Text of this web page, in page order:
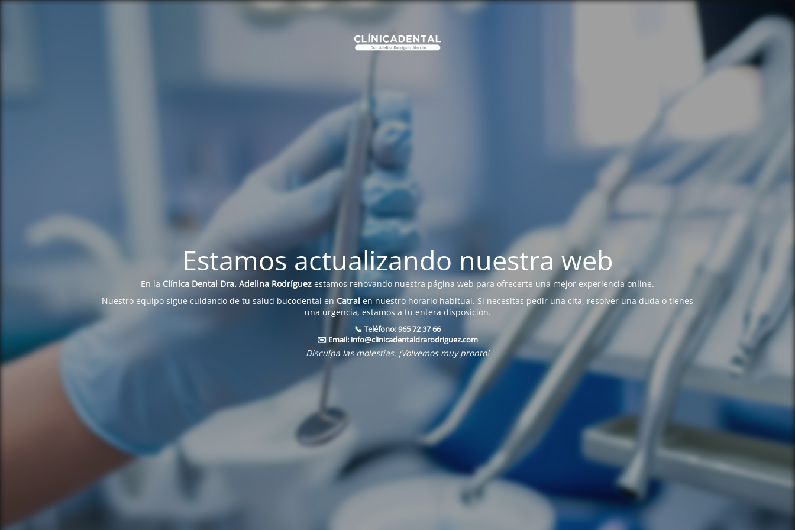
Estamos actualizando nuestra web
En la Clínica Dental Dra. Adelina Rodríguez estamos renovando nuestra página web para ofrecerte una mejor experiencia online.
Nuestro equipo sigue cuidando de tu salud bucodental en Catralen nuestro horario habitual. Si necesitas pedir una cita, resolver una duda o tienes
una urgencia, estamos a tu entera disposición.
📞 Teléfono:965 72 37 66
✉️ Email: info@clinicadentaldrarodriguez.com
Disculpa las molestias. ¡Volvemos muy pronto!